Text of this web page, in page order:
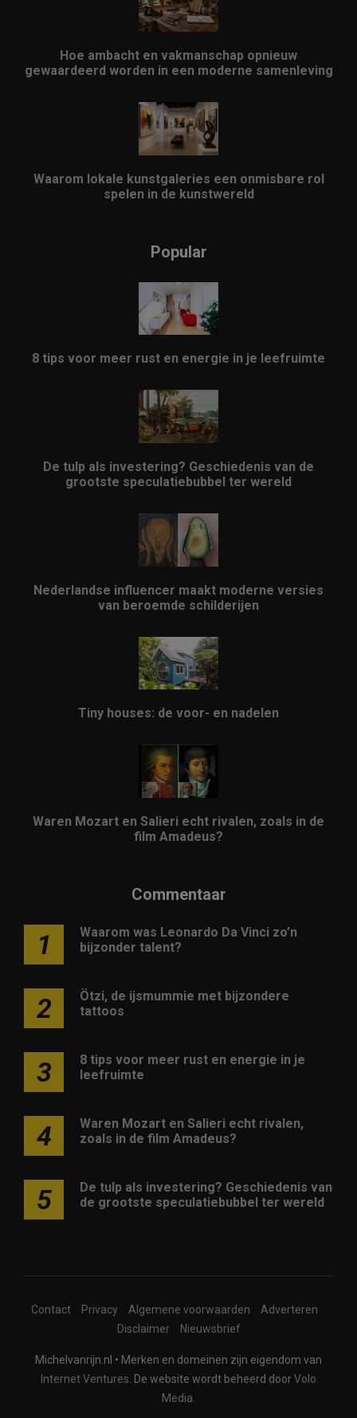
Hoe ambacht en vakmanschap opnieuw
gewaardeerd worden in een moderne samenleving
Waarom lokale kunstgaleries een onmisbare rol
spelen in de kunstwereld
Popular
8 tips voor meer rust en energie in je leefruimte
De tulp als investering? Geschiedenis van de
grootste speculatiebubbel ter wereld
Nederlandse influencer maakt moderne versies
van beroemde schilderijen
Tiny houses: de voor- en nadelen
Waren Mozart en Salieri echt rivalen, zoals in de
film Amadeus?
Commentaar
1
Waarom was Leonardo Da Vinci zo’n
bijzonder talent?
2
Ötzi, de ijsmummie met bijzondere
tattoos
3
8 tips voor meer rust en energie in je
leefruimte
4
Waren Mozart en Salieri echt rivalen,
zoals in de film Amadeus?
5
De tulp als investering? Geschiedenis van
de grootste speculatiebubbel ter wereld
Contact Privacy Algemene voorwaarden
Adverteren
Disclaimer
Nieuwsbrief
Michelvanrijn.nl • Merken en domeinen zijn eigendom van
Internet Ventures . De website wordt beheerd doorVolo
Media